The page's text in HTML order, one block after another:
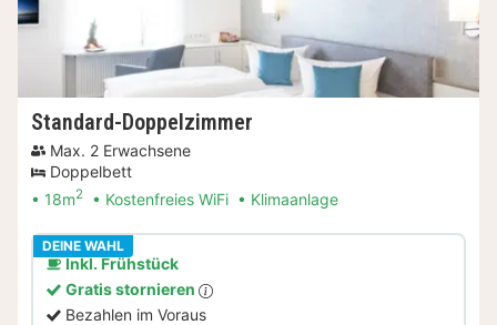
Standard-Doppelzimmer
Max. 2 Erwachsene
Doppelbett
18m2 Kostenfreies WiFi Klimaanlage
DEINE WAHL
Inkl. Frühstück
Gratis stornieren
Bezahlen im Voraus